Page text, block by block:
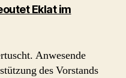
Eklat im
Anwesende
des Vorstands